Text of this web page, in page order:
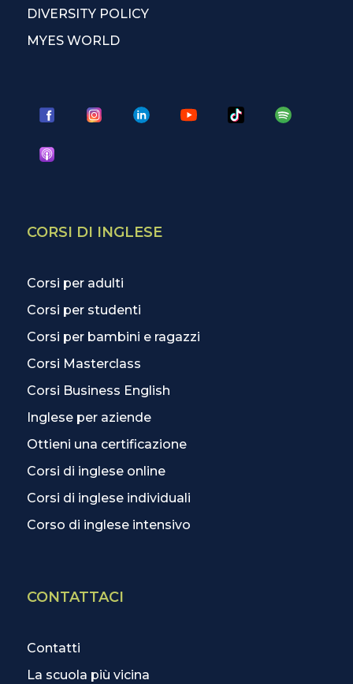
DIVERSITY POLICY
MYES WORLD
CORSI DI INGLESE
Corsi per adulti
Corsi per studenti
Corsi per bambini e ragazzi
Corsi Masterclass
Corsi Business English
Inglese per aziende
Ottieni una certificazione
Corsi di inglese online
Corsi di inglese individuali
Corso di inglese intensivo
CONTATTACI
Contatti
La scuola più vicina